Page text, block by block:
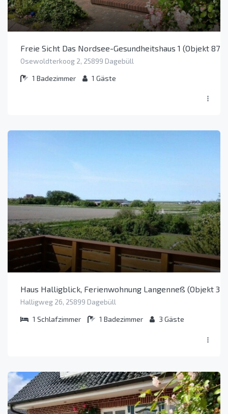
Freie Sicht Das Nordsee-Gesundheitshaus 1 (Objekt
Osewoldterkoog 2, 25899 Dagebüll
1 Badezimmer 1 Gäste
Haus Halligblick, Ferienwohnung Langenneß (Objekt
Halligweg 26, 25899 Dagebüll
1 Schlafzimmer 1 Badezimmer 3 Gäste